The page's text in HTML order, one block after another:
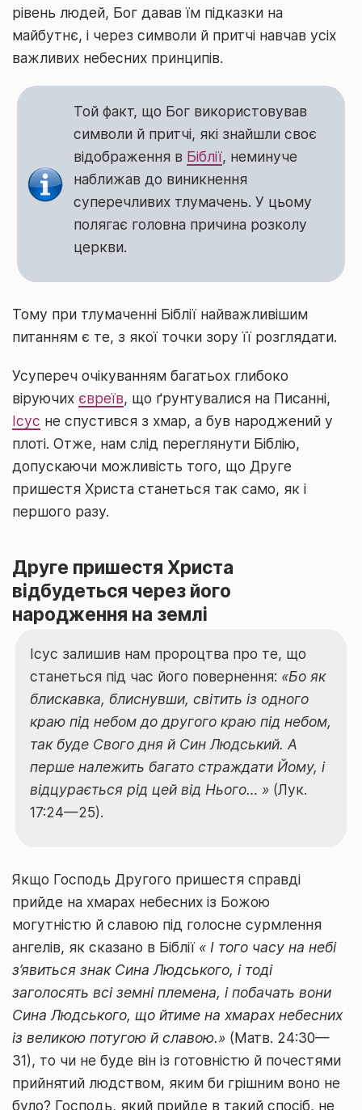
рівень людей, Бог давав їм підказки на
майбутнє, і через символи й притчі навчав усіх
важливих небесних принципів.
Той факт, що Бог використовував
символи й притчі, які знайшли своє
відображення в Біблії, неминуче
наближав до виникнення
суперечливих тлумачень. У цьому
полягає головна причина розколу
церкви.
Тому при тлумаченні Біблії найважливішим
питанням є те, з якої точки зору її розглядати.
Усупереч очікуванням багатьох глибоко
віруючих євреїв, що ґрунтувалися на Писанні,
Ісус не спустився з хмар, а був народжений у
плоті. Отже, нам слід переглянути Біблію,
допускаючи можливість того, що Друге
пришестя Христа станеться так само, як і
першого разу.
Друге пришестя Христа
відбудеться через його
народження на землі
Ісус залишив нам пророцтва про те, що
станеться під час його повернення: «Бо як
блискавка, блиснувши, світить із одного
краю під небом до другого краю під небом,
так буде Свого дня й Син Людський. А
перше належить багато страждати Йому, і
відцурається рід цей від Нього… » (Лук.
17:24—25).
Якщо Господь Другого пришестя справді
прийде на хмарах небесних із Божою
могутністю й славою під голосне сурмлення
ангелів, як сказано в Біблії « І того часу на небі
з’явиться знак Сина Людського, і тоді
заголосять всі земні племена, і побачать вони
Сина Людського, що йтиме на хмарах небесних
із великою потугою й славою.» (Матв. 24:30—
31), то чи не буде він із готовністю й почестями
прийнятий людством, яким би грішним воно не
було? Господь, який прийде в такий спосіб, не